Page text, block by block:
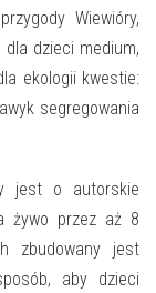
Wiewióry,
dzieci medium,
ekologii kwestie:
segregowania
jest o autorskie
żywo przez aż 8
zbudowany jest
aby dzieci